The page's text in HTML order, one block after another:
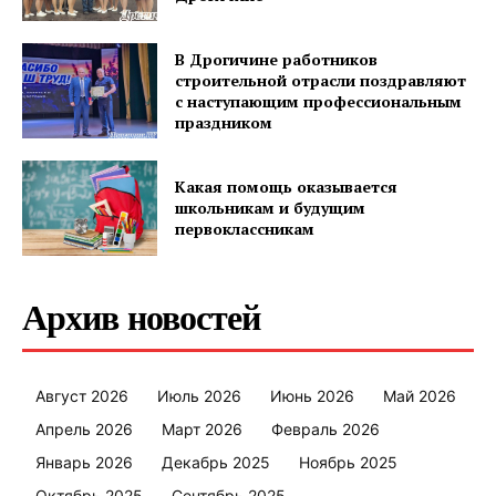
В Дрогичине работников
строительной отрасли поздравляют
с наступающим профессиональным
праздником
Какая помощь оказывается
школьникам и будущим
первоклассникам
Архив новостей
Август 2026 Июль 2026 Июнь 2026
Май 2026
Апрель 2026
Март 2026
Февраль 2026
Январь 2026
Декабрь 2025
Ноябрь 2025